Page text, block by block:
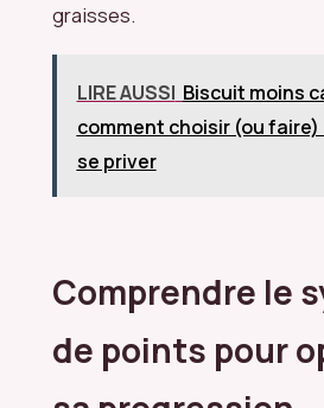
graisses.
LIRE AUSSI Biscuit moins
comment choisir (ou faire)
se priver
Comprendre le
de points pour